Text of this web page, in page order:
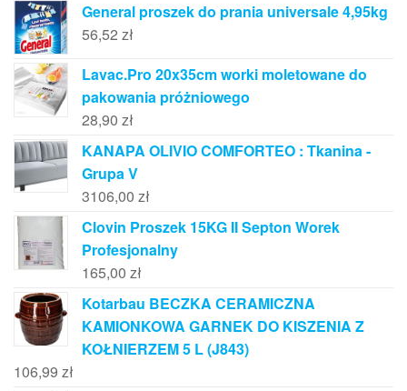
General proszek do prania universale 4,95kg
56,52 zł
Lavac.Pro 20x35cm worki moletowane do
pakowania próżniowego
28,90 zł
KANAPA OLIVIO COMFORTEO : Tkanina -
Grupa V
3106,00 zł
Clovin Proszek 15KG II Septon Worek
Profesjonalny
165,00 zł
Kotarbau BECZKA CERAMICZNA
KAMIONKOWA GARNEK DO KISZENIA Z
KOŁNIERZEM 5 L (J843)
106,99 zł